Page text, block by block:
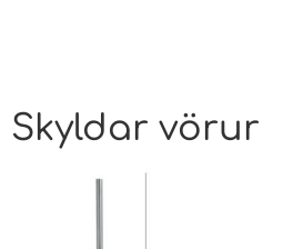
Skyldar vörur